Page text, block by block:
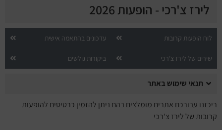
סטנדאפ
הצגות ילדים
הופעות חיות
הצגות תיאטרון
מחזות זמר
לירז צ'רכי - הופעות 2026
לוח הופעות קרובות עדכונים בהתאמה אישית
שירים של לירז צ'רכי ביקורות גולשים
תנאי שימוש באתר
ריכזנו עבורכם אתרים מומלצים בהם ניתן להזמין כרטיסים להופעות
קרובות של לירז צ'רכי